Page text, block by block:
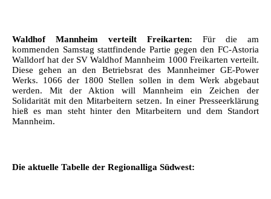
Waldhof Mannheim verteilt Freikarten: Für die am
kommenden Samstag stattfindende Partie gegen den FC-Astoria
Walldorf hat der SV Waldhof Mannheim 1000 Freikarten verteilt.
Diese gehen an den Betriebsrat des Mannheimer GE-Power
Werks. 1066 der 1800 Stellen sollen in dem Werk abgebaut
werden. Mit der Aktion will Mannheim ein Zeichen der
Solidarität mit den Mitarbeitern setzen. In einer Presseerklärung
hieß es man steht hinter den Mitarbeitern und dem Standort
Mannheim.
Die aktuelle Tabelle der Regionalliga Südwest: